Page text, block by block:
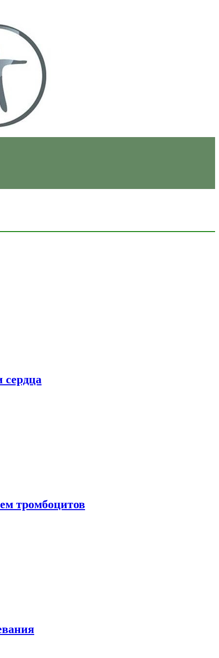
тромбоцитов